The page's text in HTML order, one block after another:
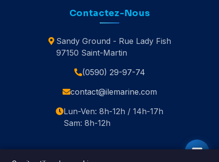
Contactez-Nous
Sandy Ground - Rue Lady Fish
97150 Saint-Martin
(0590) 29-97-74
contact@ilemarine.com
Lun-Ven: 8h-12h / 14h-17h
Sam: 8h-12h